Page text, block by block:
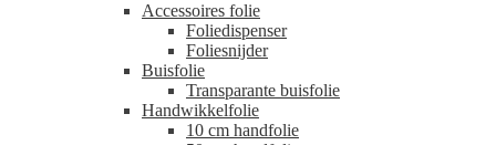
Accessoires folie
Foliedispenser
Foliesnijder
Buisfolie
Transparante buisfolie
Handwikkelfolie
10 cm handfolie